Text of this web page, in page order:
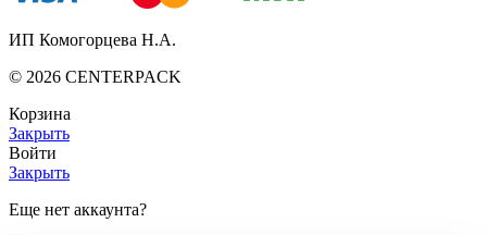
ИП Комогорцева Н.А.
© 2026 CENTERPACK
Корзина
Закрыть
Войти
Закрыть
Еще нет аккаунта?